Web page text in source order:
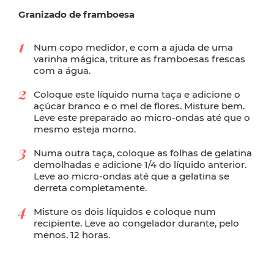
Granizado de framboesa
Num copo medidor, e com a ajuda de uma
varinha mágica, triture as framboesas frescas
com a água.
Coloque este líquido numa taça e adicione o
açúcar branco e o mel de flores. Misture bem.
Leve este preparado ao micro-ondas até que o
mesmo esteja morno.
Numa outra taça, coloque as folhas de gelatina
demolhadas e adicione 1/4 do líquido anterior.
Leve ao micro-ondas até que a gelatina se
derreta completamente.
Misture os dois líquidos e coloque num
recipiente. Leve ao congelador durante, pelo
menos, 12 horas.